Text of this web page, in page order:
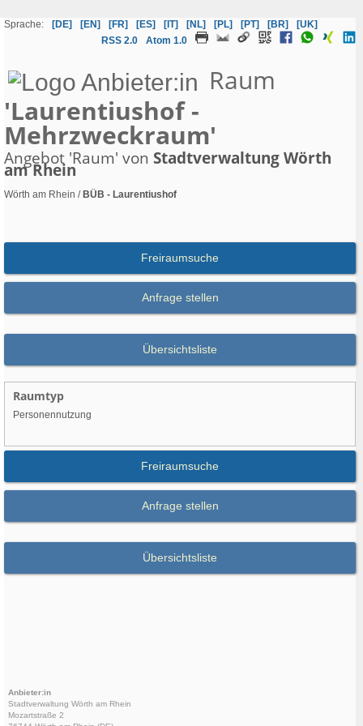
Sprache: [DE] [EN] [FR] [ES] [IT] [NL] [PL] [PT] [BR]
[UK]
RSS 2.0
Atom 1.0
Raum
'Laurentiushof -
Mehrzweckraum'
Angebot 'Raum' von Stadtverwaltung Wörth
am Rhein
Wörth am Rhein / BÜB - Laurentiushof
Freiraumsuche
Anfrage stellen
Übersichtsliste
Raumtyp
Personennutzung
Freiraumsuche
Anfrage stellen
Übersichtsliste
Anbieter:in
Stadtverwaltung Wörth am Rhein
Mozartstraße 2